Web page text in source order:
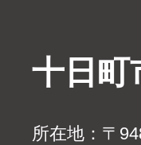
十日町
所在地：〒